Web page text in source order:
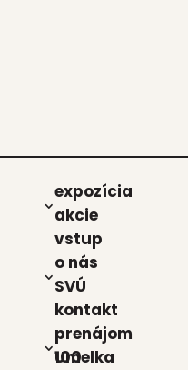
expo­zí­cia
akcie
vstup
o nás
SVÚ
kon­takt
pre­ná­jom
Umel­ka 100